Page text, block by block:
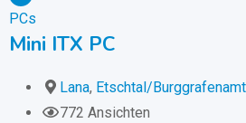
PCs
Mini ITX PC
Lana, Etschtal/Burggrafenamt
772 Ansichten